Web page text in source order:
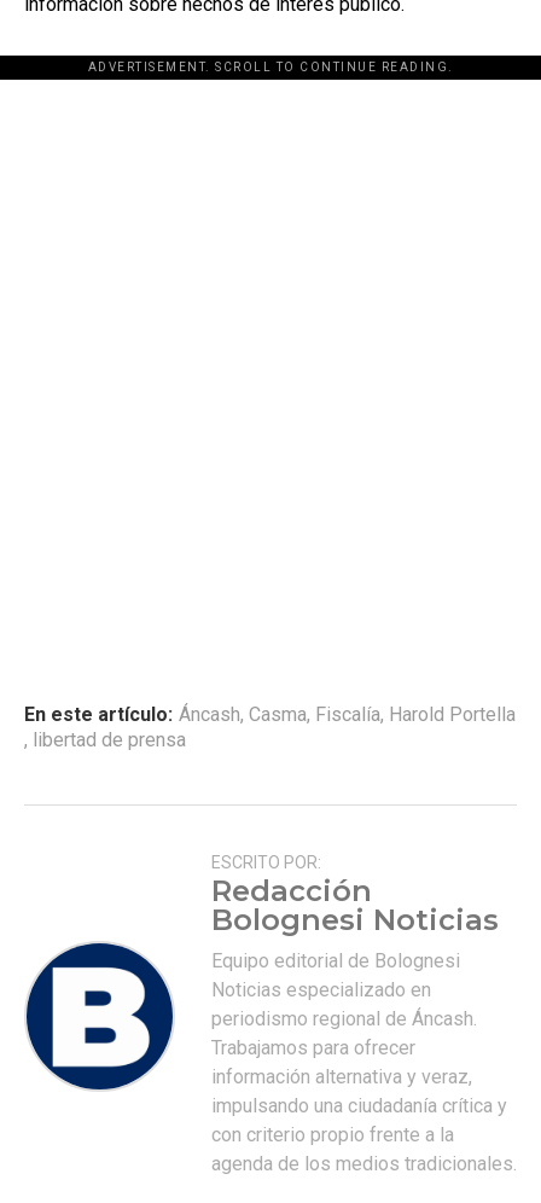
ADVERTISEMENT. SCROLL TO CONTINUE READING.
En este artículo: Áncash, Casma, Fiscalía, Harold Portella
, libertad de prensa
ESCRITO POR:
Redacción
Bolognesi Noticias
Equipo editorial de Bolognesi
Noticias especializado en
periodismo regional de Áncash.
Trabajamos para ofrecer
información alternativa y veraz,
impulsando una ciudadanía crítica y
con criterio propio frente a la
agenda de los medios tradicionales.